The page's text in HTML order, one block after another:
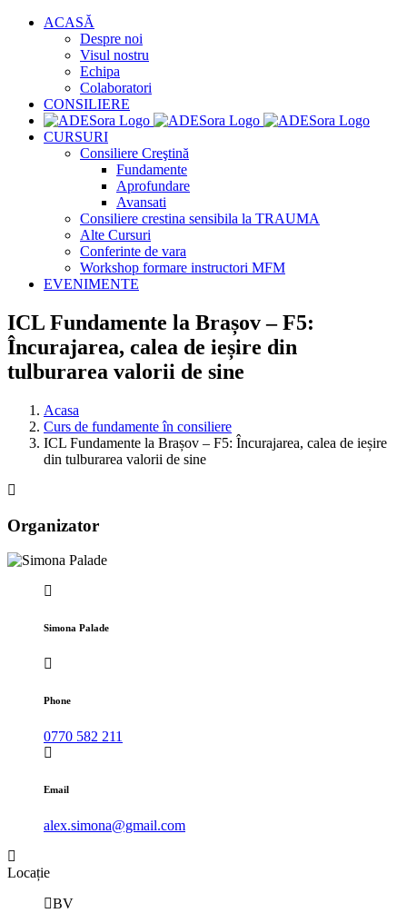
Skip
ACASĂ
Despre noi
Visul nostru
Echipa
Colaboratori
CONSILIERE
CURSURI
Consiliere Creştină
Fundamente
Aprofundare
Avansati
Consiliere crestina sensibila la TRAUMA
Alte Cursuri
Conferinte de vara
Workshop formare instructori MFM
EVENIMENTE
ICL Fundamente la Brașov – F5:
Încurajarea, calea de ieșire din
tulburarea valorii de sine
Acasa
Curs de fundamente în consiliere
ICL Fundamente la Brașov – F5: Încurajarea, calea de ieșire
din tulburarea valorii de sine
Organizator
Simona Palade
Phone
0770 582 211
Email
alex.simona@gmail.com
Locație
BV